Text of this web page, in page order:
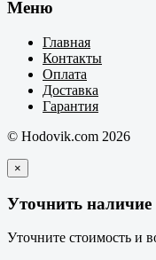
Меню
Главная
Контакты
Оплата
Доставка
Гарантия
© Hodovik.com 2026
×
Уточнить наличие
Уточните стоимость и